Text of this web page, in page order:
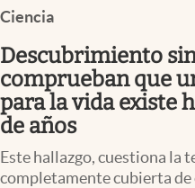
Ciencia
Descubrimiento
comprueban que
para la vida existe
de años
Este hallazgo, cuestiona la
completamente cubierta de